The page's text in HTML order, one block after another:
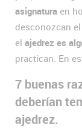
asignatura en
desconozcan
el ajedrez es
practican. En
7 buenas
deberían
ajedrez.